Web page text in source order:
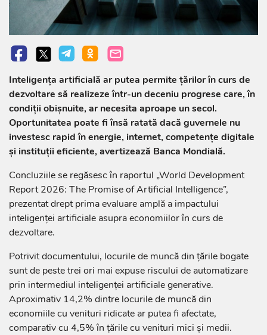
Inteligența artificială ar putea permite țărilor în curs de
dezvoltare să realizeze într-un deceniu progrese care, în
condiții obișnuite, ar necesita aproape un secol.
Oportunitatea poate fi însă ratată dacă guvernele nu
investesc rapid în energie, internet, competențe digitale
și instituții eficiente, avertizează Banca Mondială.
Concluziile se regăsesc în raportul „World Development
Report 2026: The Promise of Artificial Intelligence”,
prezentat drept prima evaluare amplă a impactului
inteligenței artificiale asupra economiilor în curs de
dezvoltare.
Potrivit documentului, locurile de muncă din țările bogate
sunt de peste trei ori mai expuse riscului de automatizare
prin intermediul inteligenței artificiale generative.
Aproximativ 14,2% dintre locurile de muncă din
economiile cu venituri ridicate ar putea fi afectate,
comparativ cu 4,5% în țările cu venituri mici și medii.